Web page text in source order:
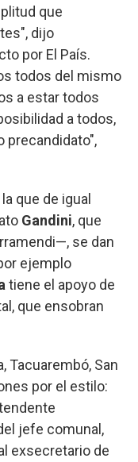
que
dijo
por El País.
todos del mismo
a estar todos
a todos,
precandidato",
que de igual
Gandini, que
se dan
ejemplo
tiene el apoyo de
que ensobran
Tacuarembó, San
por el estilo:
jefe comunal,
exsecretario de